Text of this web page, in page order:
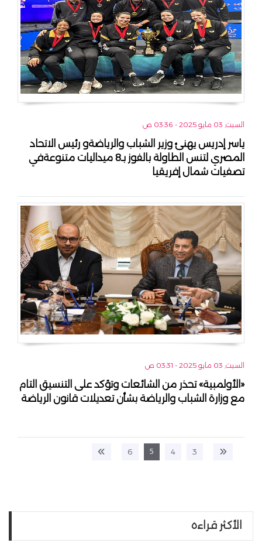
السبت, 03 مايو 2025 - 03:36 ص
ياسر إدريس يهنئ وزير الشباب والرياضةو رئيس الاتحاد
المصري لتنس الطاولة بالفوز بـ8 ميداليات متنوعةفي
تصفيات شمال إفريقيا
السبت, 03 مايو 2025 - 03:31 ص
«الأولمبية» تحذر من الشائعات وتؤكد على التنسيق التام
مع وزارة الشباب والرياضة بشأن تعديلات قانون الرياضة
3
4
5
6
الأكثر قراءه